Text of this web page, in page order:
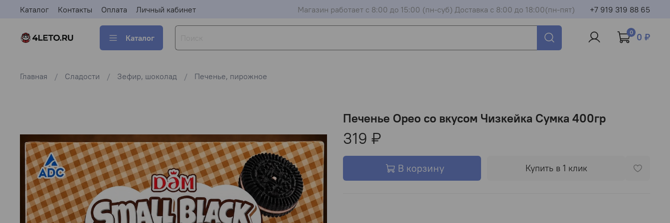
Каталог Контакты Оплата Личный кабинет Магазин работает с 8:00 до 15:00 (пн-суб) Доставка с 8:00 до 18:00(пн-пят) +7 919 319 88 65
Каталог
0 0 ₽
Главная Сладости Зефир, шоколад Печенье, пирожное
Печенье Орео со вкусом Чизкейка Сумка 400гр
319 ₽
В корзину Купить в 1 клик